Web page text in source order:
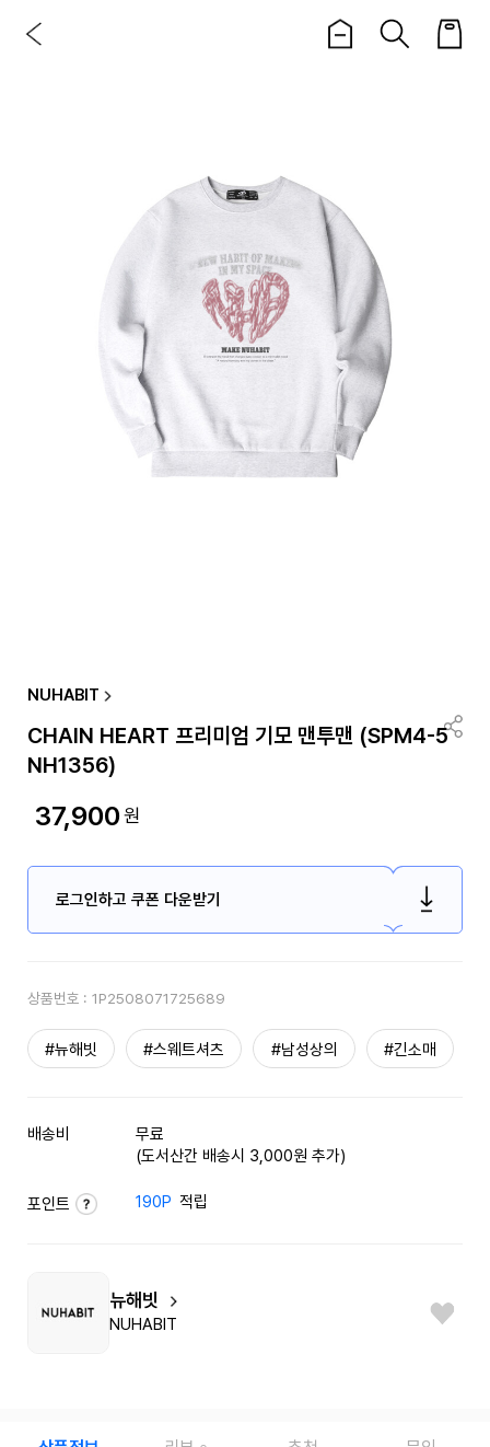
NUHABIT
CHAIN HEART 프리미엄 기모 맨투맨 (SPM4-5
NH1356)
37,900원
로그인하고 쿠폰 다운받기
상품번호 : 1P2508071725689
#뉴해빗 #스웨트셔츠 #남성상의 #긴소매
배송비
무료
(도서산간 배송시 3,000원 추가)
포인트 190P 적립
뉴해빗
NUHABIT